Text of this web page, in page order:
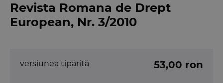
Revista Romana de Drept
European, Nr. 3/2010
versiunea tipărită 53,00 ron